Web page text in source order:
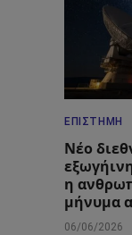
ΕΠΙΣΤΉΜΗ
Νέο
η
μήνυμα
06/06/2026